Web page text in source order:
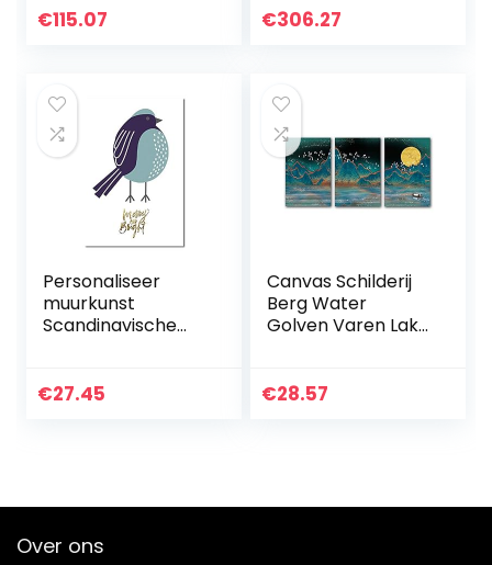
canvas, print,
€115.07
Esthetische kamer
woonkamer…
€306.27
Personaliseer
muurkunst
Scandinavische
cartoon dier vogel
€27.45
Canvas Schilderij
Berg Water
Golven Varen Lake
Print Foto
€28.57
Over ons